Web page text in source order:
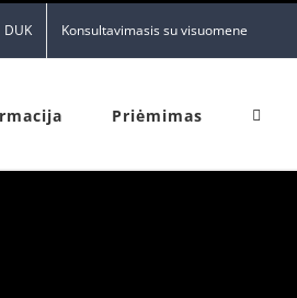
DUK Konsultavimasis su visuomene
Priėmimas